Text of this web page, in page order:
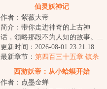
仙灵妖神记
作者：紫薇大帝
简介：带你走进神奇的上古神
话，领略那段不为人知的故事。...
更新时间：2026-08-01 23:21:18
最新章节： 第四百三十五章 镇杀
尘世巨蟒，四灵宝镇四巫！
西游妖帝：从小蛤蟆开始
作者：点墨金蝉